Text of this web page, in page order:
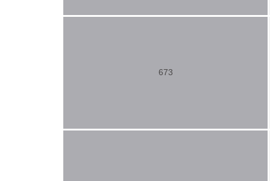
673